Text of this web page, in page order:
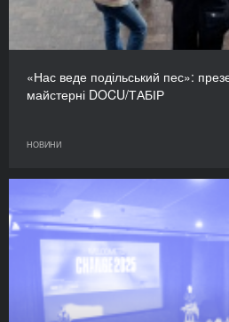
«Нас веде подільський пес»:
майстерні DOCU/ТАБІР
НОВИНИ